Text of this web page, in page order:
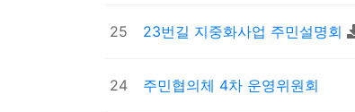
25 23번길 지중화사업 주민설명회
24 주민협의체 4차 운영위원회